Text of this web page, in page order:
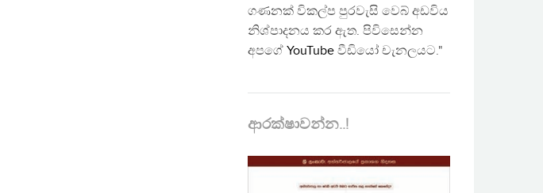
ගණනක් විකල්ප පුරවැසි වෙබ් අඩවිය
නිශ්පාදනය කර ඇත. පිවිසෙන්න
අපගේ YouTube වීඩියෝ චැනලයට."
ආරක්ෂාවන්න..!